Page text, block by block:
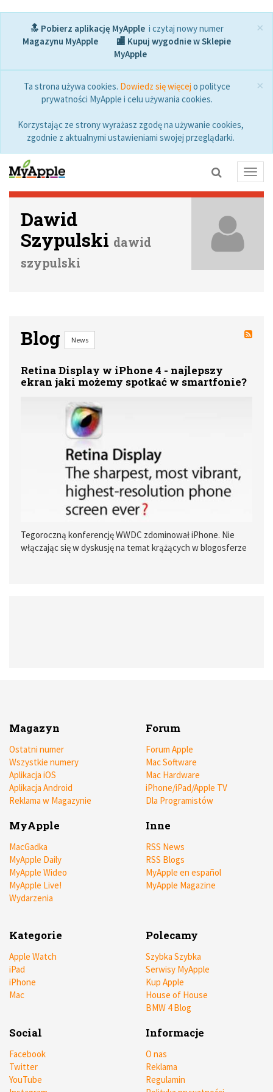
×
🔝 Pobierz aplikację MyApple i czytaj nowy numer
Magazynu MyApple
🏬 Kupuj wygodnie w Sklepie
MyApple
×
Ta strona używa cookies. Dowiedz się więcej o polityce
prywatności MyApple i celu używania cookies.
Korzystając ze strony wyrażasz zgodę na używanie cookies,
zgodnie z aktualnymi ustawieniami swojej przeglądarki.
Dawid
Szypulski dawid
szypulski
Blog News
Retina Display w iPhone 4 - najlepszy
ekran jaki możemy spotkać w smartfonie?
Tegoroczną konferencję WWDC zdominował iPhone. Nie
włączając się w dyskusję na temat krążących w blogosferze
Magazyn
Ostatni numer
Wszystkie numery
Aplikacja iOS
Aplikacja Android
Reklama w Magazynie
Forum
Forum Apple
Mac Software
Mac Hardware
iPhone/iPad/Apple TV
Dla Programistów
MyApple
MacGadka
MyApple Daily
MyApple Wideo
MyApple Live!
Wydarzenia
Inne
RSS News
RSS Blogs
MyApple en español
MyApple Magazine
Kategorie
Apple Watch
iPad
iPhone
Mac
Polecamy
Szybka Szybka
Serwisy MyApple
Kup Apple
House of House
BMW 4 Blog
Social
Facebook
Twitter
YouTube
Informacje
O nas
Reklama
Regulamin